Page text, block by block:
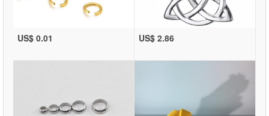
US$ 0.01 US$ 2.86